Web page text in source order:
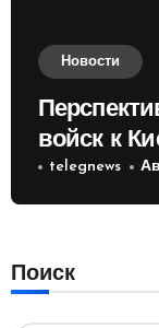
Новости
войск к
России
telegnews
Поиск